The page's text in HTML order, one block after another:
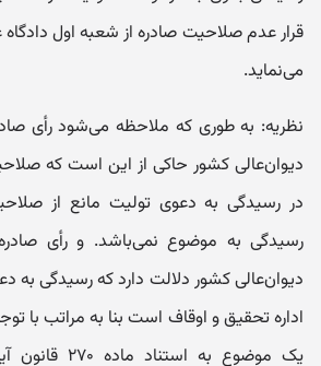
قرار عدم صلاحیت صادره از شعبه اول دادگاه
می‌نماید.
دیوان‌عالی کشور حاکی از این است که
در رسیدگی به دعوی تولیت مانع از
دیوان‌عالی کشور دلالت دارد که رسیدگی به
اداره تحقیق و اوقاف است بنا به مراتب با
یک موضوع به